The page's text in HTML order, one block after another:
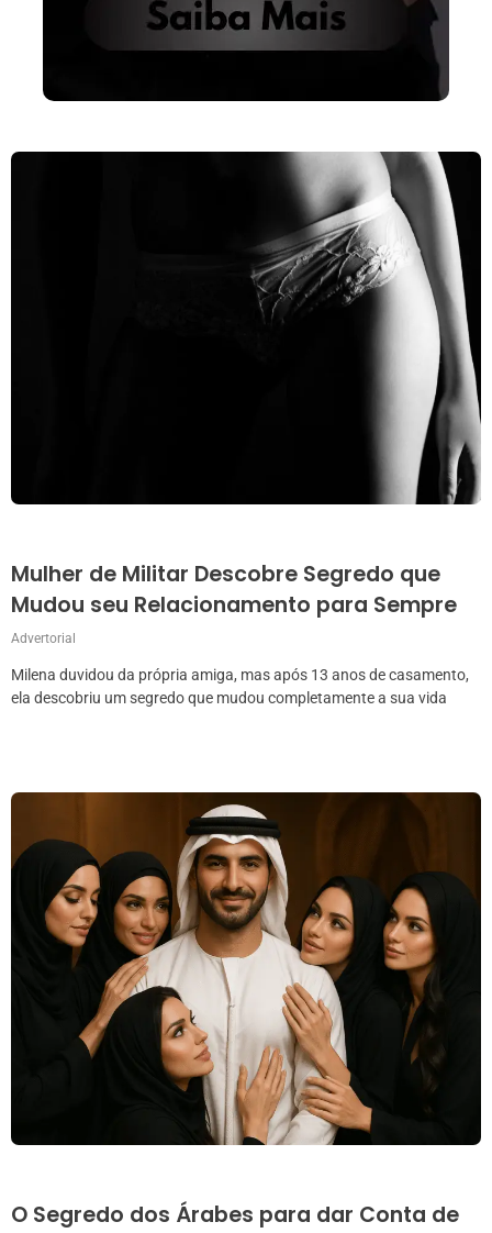
Mulher de Militar Descobre Segredo que
Mudou seu Relacionamento para Sempre
Advertorial
Milena duvidou da própria amiga, mas após 13 anos de casamento,
ela descobriu um segredo que mudou completamente a sua vida
O Segredo dos Árabes para dar Conta de